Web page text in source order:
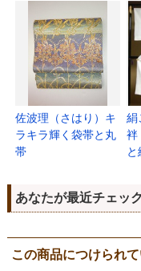
佐波理（さはり）キ
ラキラ輝く袋帯と丸
帯
絹
あなたが最近チェッ
この商品につけられ